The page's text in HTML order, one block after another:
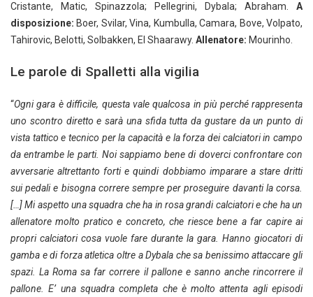
Cristante, Matic, Spinazzola; Pellegrini, Dybala; Abraham. A
disposizione: Boer, Svilar, Vina, Kumbulla, Camara, Bove, Volpato,
Tahirovic, Belotti, Solbakken, El Shaarawy. Allenatore: Mourinho.
Le parole di Spalletti alla vigilia
“Ogni gara è difficile, questa vale qualcosa in più perché rappresenta
uno scontro diretto e sarà una sfida tutta da gustare da un punto di
vista tattico e tecnico per la capacità e la forza dei calciatori in campo
da entrambe le parti. Noi sappiamo bene di doverci confrontare con
avversarie altrettanto forti e quindi dobbiamo imparare a stare dritti
sui pedali e bisogna correre sempre per proseguire davanti la corsa.
[…] Mi aspetto una squadra che ha in rosa grandi calciatori e che ha un
allenatore molto pratico e concreto, che riesce bene a far capire ai
propri calciatori cosa vuole fare durante la gara. Hanno giocatori di
gamba e di forza atletica oltre a Dybala che sa benissimo attaccare gli
spazi. La Roma sa far correre il pallone e sanno anche rincorrere il
pallone. E’ una squadra completa che è molto attenta agli episodi